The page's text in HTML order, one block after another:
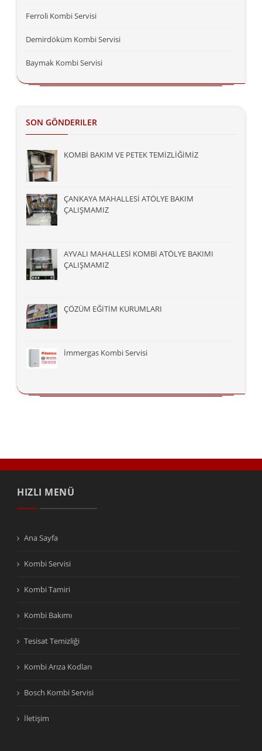
Ferroli Kombi Servisi
Demirdöküm Kombi Servisi
Baymak Kombi Servisi
SON GÖNDERILER
KOMBİ BAKIM VE PETEK TEMİZLİĞİMİZ
ÇANKAYA MAHALLESİ ATÖLYE BAKIM
ÇALIŞMAMIZ
AYVALI MAHALLESİ KOMBİ ATÖLYE BAKIMI
ÇALIŞMAMIZ
ÇÖZÜM EĞİTİM KURUMLARI
İmmergas Kombi Servisi
HIZLI MENÜ
Ana Sayfa
Kombi Servisi
Kombi Tamiri
Kombi Bakımı
Tesisat Temizliği
Kombi Arıza Kodları
Bosch Kombi Servisi
İletişim